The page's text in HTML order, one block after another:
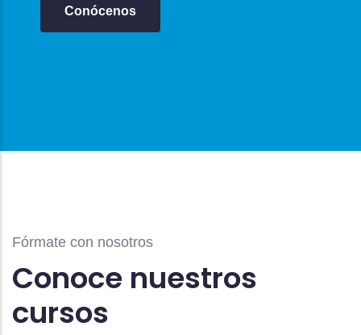
Conócenos
Fórmate con nosotros
Conoce nuestros
cursos